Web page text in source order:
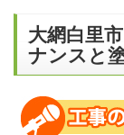
大網白里
ナンスと